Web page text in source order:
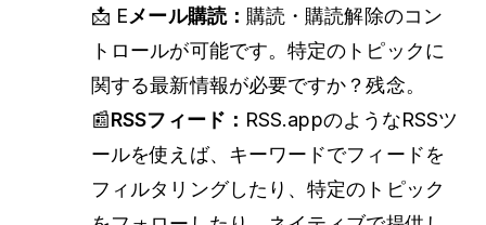
📩 Eメール購読： 購読・購読解除のコン
トロールが可能です。特定のトピックに
関する最新情報が必要ですか？残念。
📰RSSフィード： RSS.appのようなRSSツ
ールを使えば、キーワードでフィードを
フィルタリングしたり、特定のトピック